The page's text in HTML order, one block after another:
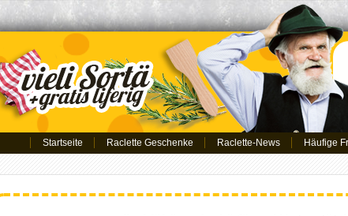
Startseite Raclette Geschenke Raclette-News Häufige